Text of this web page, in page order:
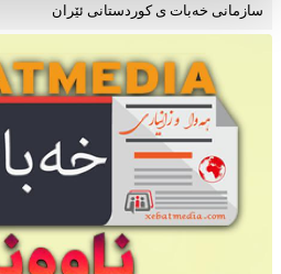
سازمانی خەبات ی کوردستانی ئێران